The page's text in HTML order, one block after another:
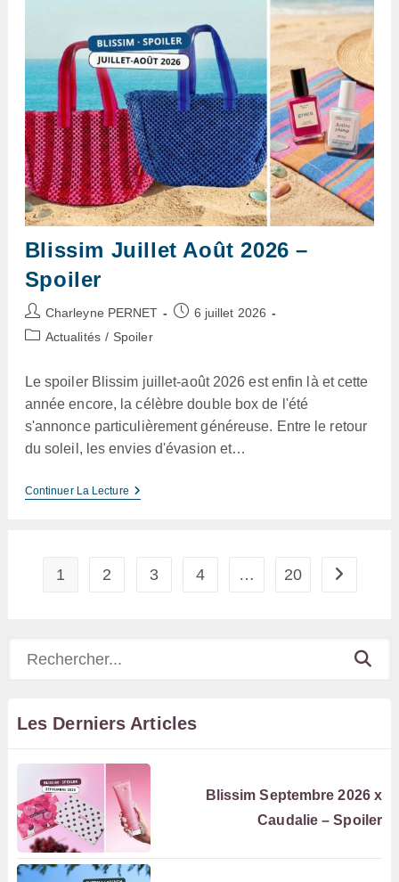
Blissim Juillet Août 2026 –
Spoiler
Auteur/autrice
de
Charleyne PERNET
Publication
6 juillet 2026
PostActualités / Spoiler
Le spoiler Blissim juillet-août 2026 est enfin là et cette
année encore, la célèbre double box de l'été
s'annonce particulièrement généreuse. Entre le retour
du soleil, les envies d'évasion et…
Continuer La LectureBlissim
1 2 3 4 … 20 Aller à la
Les Derniers Articles
Blissim Septembre 2026 x
Caudalie – Spoiler